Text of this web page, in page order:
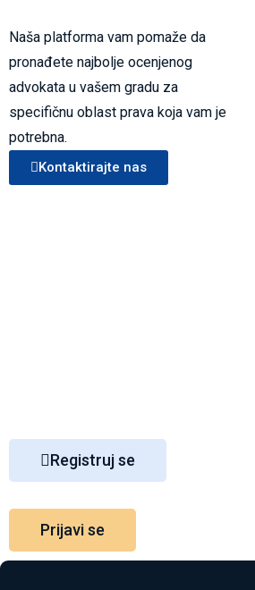
Naša platforma vam pomaže da
pronađete najbolje ocenjenog
advokata u vašem gradu za
specifičnu oblast prava koja vam je
potrebna.
Kontaktirajte nas
Registruj se
Prijavi se